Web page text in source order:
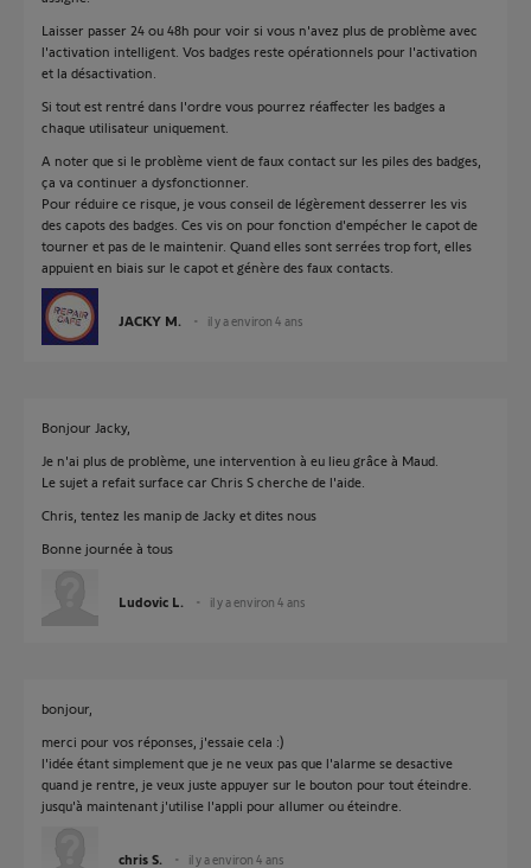
Laisser passer 24 ou 48h pour voir si vous n'avez plus de problème avec
l'activation intelligent. Vos badges reste opérationnels pour l'activation
et la désactivation.
Si tout est rentré dans l'ordre vous pourrez réaffecter les badges a
chaque utilisateur uniquement.
A noter que si le problème vient de faux contact sur les piles des badges,
ça va continuer a dysfonctionner.
Pour réduire ce risque, je vous conseil de légèrement desserrer les vis
des capots des badges. Ces vis on pour fonction d'empécher le capot de
tourner et pas de le maintenir. Quand elles sont serrées trop fort, elles
appuient en biais sur le capot et génère des faux contacts.
JACKY M. il y a environ 4 ans
Bonjour Jacky,
Je n'ai plus de problème, une intervention à eu lieu grâce à Maud.
Le sujet a refait surface car Chris S cherche de l'aide.
Chris, tentez les manip de Jacky et dites nous
Bonne journée à tous
Ludovic L. il y a environ 4 ans
bonjour,
merci pour vos réponses, j'essaie cela :)
l'idée étant simplement que je ne veux pas que l'alarme se desactive
quand je rentre, je veux juste appuyer sur le bouton pour tout éteindre.
jusqu'à maintenant j'utilise l'appli pour allumer ou éteindre.
chris S. il y a environ 4 ans